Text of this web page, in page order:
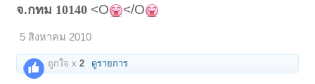
จ.กทม 10140 <O </O
5 สิงหาคม 2010
ถูกใจ x2 ดูรายการ